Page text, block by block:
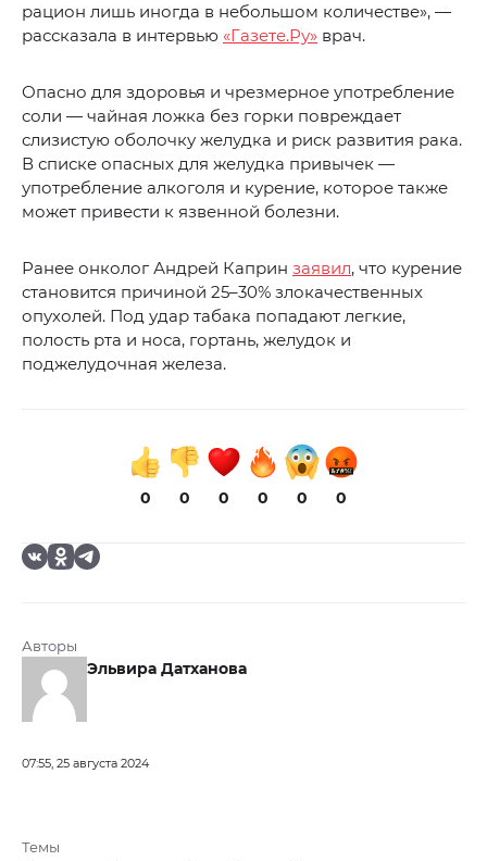
рацион лишь иногда в небольшом количестве», —
рассказала в интервью «Газете.Ру» врач.
Опасно для здоровья и чрезмерное употребление
соли — чайная ложка без горки повреждает
слизистую оболочку желудка и риск развития рака.
В списке опасных для желудка привычек —
употребление алкоголя и курение, которое также
может привести к язвенной болезни.
Ранее онколог Андрей Каприн заявил, что курение
становится причиной 25–30% злокачественных
опухолей. Под удар табака попадают легкие,
полость рта и носа, гортань, желудок и
поджелудочная железа.
0 0 0 0 0 0
Авторы
Эльвира Датханова
07:55, 25 августа 2024
Темы